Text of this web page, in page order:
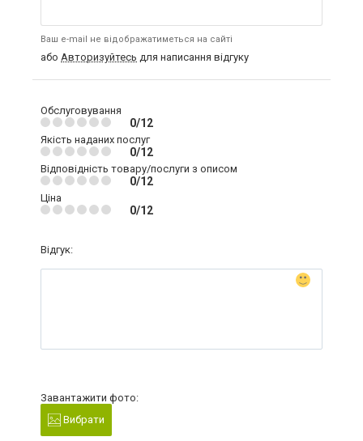
Ваш e-mail не відображатиметься на сайті
або Авторизуйтесь для написання відгуку
Обслуговування
0/12
Якість наданих послуг
0/12
Відповідність товару/послуги з описом
0/12
Ціна
0/12
Відгук:
Завантажити фото:
Вибрати